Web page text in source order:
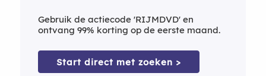
Gebruik de actiecode 'RIJMDVD' en
ontvang 99% korting op de eerste maand.
Start direct met zoeken >